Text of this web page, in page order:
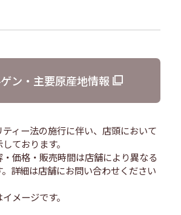
ン・主要原産地情報
ィー法の施行に伴い、店頭において
ております。
価格・販売時間は店舗により異なる
詳細は店舗にお問い合わせください
メージです。